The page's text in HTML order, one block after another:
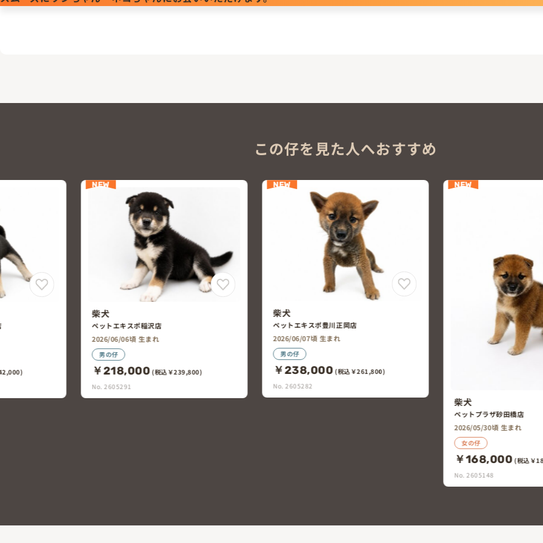
この仔を見た人へおすすめ
NEW
柴犬
ペットエキスポ稲沢店
2026/06/06頃 生まれ
男の仔
￥218,000 (税込￥239,800)
No. 2605291
NEW
柴犬
ペットエキスポ豊川正岡店
2026/06/07頃 生まれ
男の仔
￥238,000 (税込￥261,800)
No. 2605282
NEW
柴犬
ペットプラザ砂田橋店
2026/05/30頃 生まれ
女の仔
￥168,000 (税込￥
No. 2605148